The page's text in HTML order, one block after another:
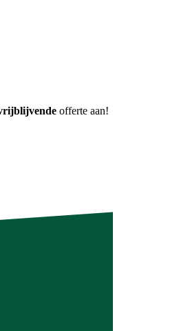
offerte aan!